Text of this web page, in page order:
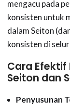
mengacu pada
konsisten untuk
dalam Seiton
konsisten di
Cara
Seiton dan
Penyusunan